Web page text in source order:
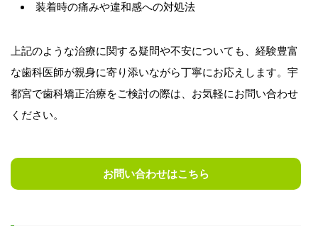
装着時の痛みや違和感への対処法
上記のような治療に関する疑問や不安についても、経験豊富
な歯科医師が親身に寄り添いながら丁寧にお応えします。宇
都宮で歯科矯正治療をご検討の際は、お気軽にお問い合わせ
ください。
お問い合わせはこちら